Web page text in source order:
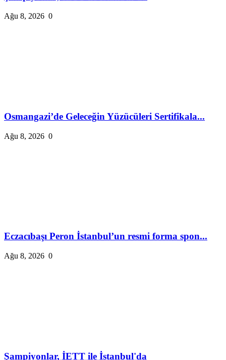
Ağu 8, 2026 0
Osmangazi’de Geleceğin Yüzücüleri Sertifikala...
Ağu 8, 2026 0
Eczacıbaşı Peron İstanbul’un resmi forma spon...
Ağu 8, 2026 0
Şampiyonlar, İETT ile İstanbul'da